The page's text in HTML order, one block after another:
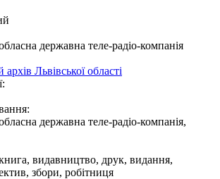
державна теле-радіо-компанія
Львівської області
державна теле-радіо-компанія,
видавництво, друк, видання,
збори, робітниця